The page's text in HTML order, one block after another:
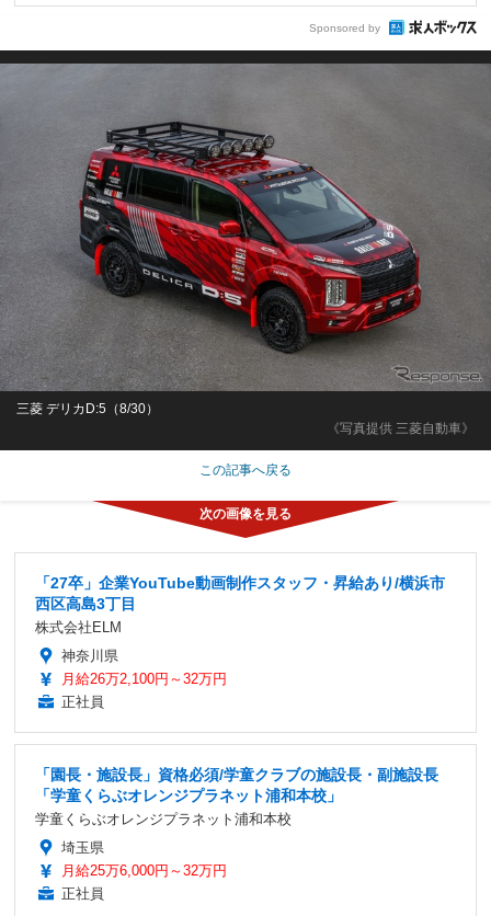
Sponsored by
《写真提供 三菱自動車》
三菱 デリカD:5（8/30）
この記事へ戻る
「27卒」企業YouTube動画制作スタッフ・昇給あり/横浜市
西区高島3丁目
株式会社ELM
神奈川県
月給26万2,100円～32万円
正社員
「園長・施設長」資格必須/学童クラブの施設長・副施設長
「学童くらぶオレンジプラネット浦和本校」
学童くらぶオレンジプラネット浦和本校
埼玉県
月給25万6,000円～32万円
正社員